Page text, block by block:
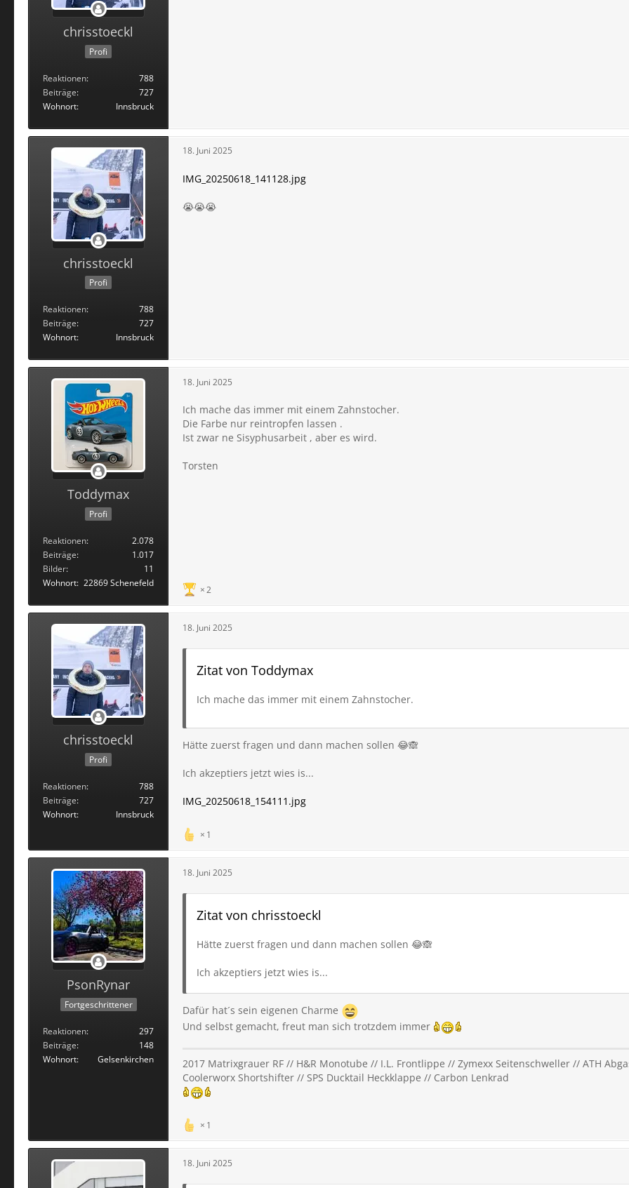
chrisstoeckl
Profi
Reaktionen
788
Beiträge
727
Wohnort
Innsbruck
chrisstoeckl
Profi
Reaktionen
788
Beiträge
727
Wohnort
Innsbruck
18. Juni 2025
IMG_20250618_141128.jpg
😭😭😭
Toddymax
Profi
Reaktionen
2.078
Beiträge
1.017
Bilder
11
Wohnort 22869 Schenefeld
18. Juni 2025
Ich mache das immer mit einem Zahnstocher.
Die Farbe nur reintropfen lassen .
Ist zwar ne Sisyphusarbeit , aber es wird.
Torsten
2
chrisstoeckl
Profi
Reaktionen
788
Beiträge
727
Wohnort
Innsbruck
18. Juni 2025
Zitat von Toddymax
Ich mache das immer mit einem Zahnstocher.
Hätte zuerst fragen und dann machen sollen 😂🙈
Ich akzeptiers jetzt wies is...
IMG_20250618_154111.jpg
1
PsonRynar
Fortgeschrittener
Reaktionen
297
Beiträge
148
Wohnort
Gelsenkirchen
18. Juni 2025
Zitat von chrisstoeckl
Hätte zuerst fragen und dann machen sollen 😂🙈
Ich akzeptiers jetzt wies is...
Dafür hat´s sein eigenen Charme
Und selbst gemacht, freut man sich trotzdem immer
2017 Matrixgrauer RF // H&R Monotube // I.L. Frontlippe // Zymexx Seitenschweller // ATH
Coolerworx Shortshifter // SPS Ducktail Heckklappe // Carbon Lenkrad
1
18. Juni 2025